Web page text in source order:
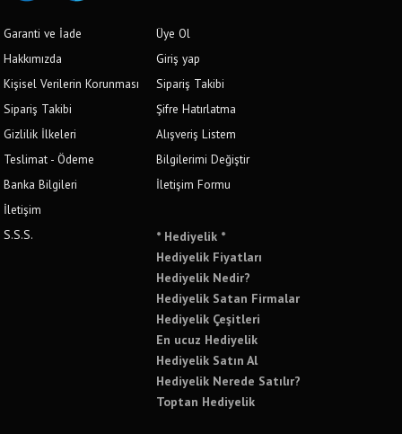
Garanti ve İade
Hakkımızda
Kişisel Verilerin Korunması
Sipariş Takibi
Gizlilik İlkeleri
Teslimat - Ödeme
Banka Bilgileri
İletişim
S.S.S.
Üye Ol
Giriş yap
Sipariş Takibi
Şifre Hatırlatma
Alışveriş Listem
Bilgilerimi Değiştir
İletişim Formu
* Hediyelik *
Hediyelik Fiyatları
Hediyelik Nedir?
Hediyelik Satan Firmalar
Hediyelik Çeşitleri
En ucuz Hediyelik
Hediyelik Satın Al
Hediyelik Nerede Satılır?
Toptan Hediyelik